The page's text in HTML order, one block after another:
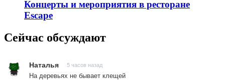
Концерты и мероприятия в ресторане
Escape
Сейчас обсуждают
Наталья 5 часов назад
На деревьях не бывает клещей